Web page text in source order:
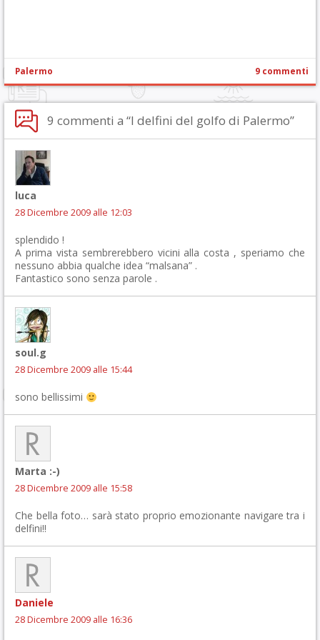
Palermo 9 commenti
9 commenti a “I delfini del golfo di Palermo”
luca
28 Dicembre 2009 alle 12:03
splendido !
A prima vista sembrerebbero vicini alla costa , speriamo che
nessuno abbia qualche idea “malsana” .
Fantastico sono senza parole .
soul.g
28 Dicembre 2009 alle 15:44
sono bellissimi
Marta :-)
28 Dicembre 2009 alle 15:58
Che bella foto… sarà stato proprio emozionante navigare tra i
delfini!!
Daniele
28 Dicembre 2009 alle 16:36